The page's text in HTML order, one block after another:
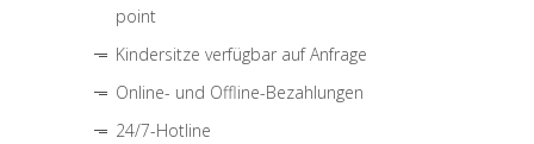
point
Kindersitze verfügbar auf Anfrage
Online- und Offline-Bezahlungen
24/7-Hotline